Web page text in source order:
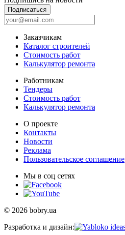
Подписаться
Заказчикам
Каталог строителей
Стоимость работ
Калькулятор ремонта
Работникам
Тендеры
Стоимость работ
Калькулятор ремонта
О проекте
Контакты
Новости
Реклама
Пользовательское соглашение
Мы в соц сетях
© 2026 bobry.ua
Разработка и дизайн: